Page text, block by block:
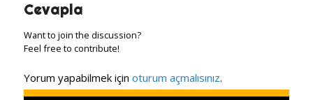
Cevapla
Want to join the discussion?
Feel free to contribute!
Yorum yapabilmek için oturum açmalısınız.